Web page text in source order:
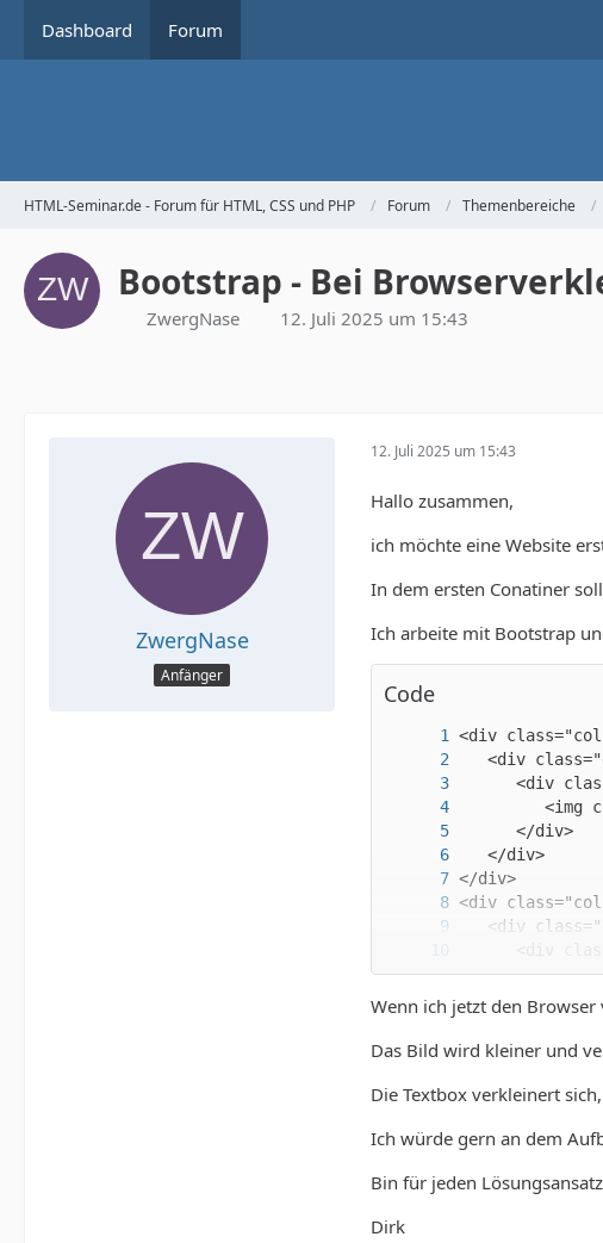
Dashboard Forum
HTML-Seminar.de - Forum für HTML, CSS und PHP Forum Themenbereiche
Bootstrap - Bei
ZwergNase 12. Juli 2025 um 15:43
ZwergNase
Anfänger
12. Juli 2025 um 15:43
Hallo zusammen,
ich möchte eine Website
In dem ersten Conatiner
Ich arbeite mit Bootstrap
Code
</div>
Wenn ich jetzt den
Das Bild wird kleiner und
Die Textbox verkleinert
Ich würde gern an dem
Bin für jeden
Dirk